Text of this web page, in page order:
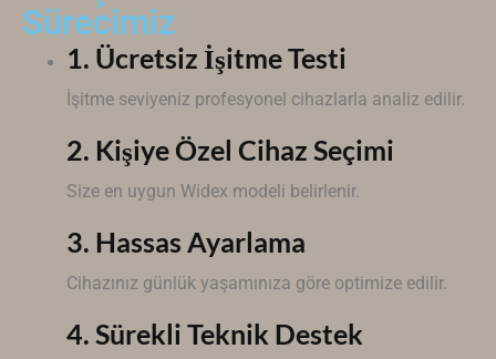
Sürecimiz
1. Ücretsiz İşitme Testi
İşitme seviyeniz profesyonel cihazlarla analiz edilir.
2. Kişiye Özel Cihaz Seçimi
Size en uygun Widex modeli belirlenir.
3. Hassas Ayarlama
Cihazınız günlük yaşamınıza göre optimize edilir.
4. Sürekli Teknik Destek